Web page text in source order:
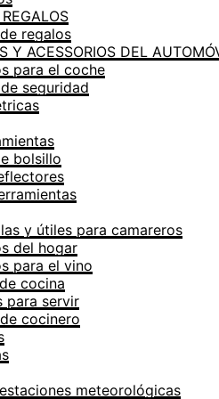
regalos
Y ACESSORIOS DEL
para el coche
seguridad
bolsillo
y útiles para camareros
del hogar
para el vino
cocina
para servir
cocinero
meteorológicas